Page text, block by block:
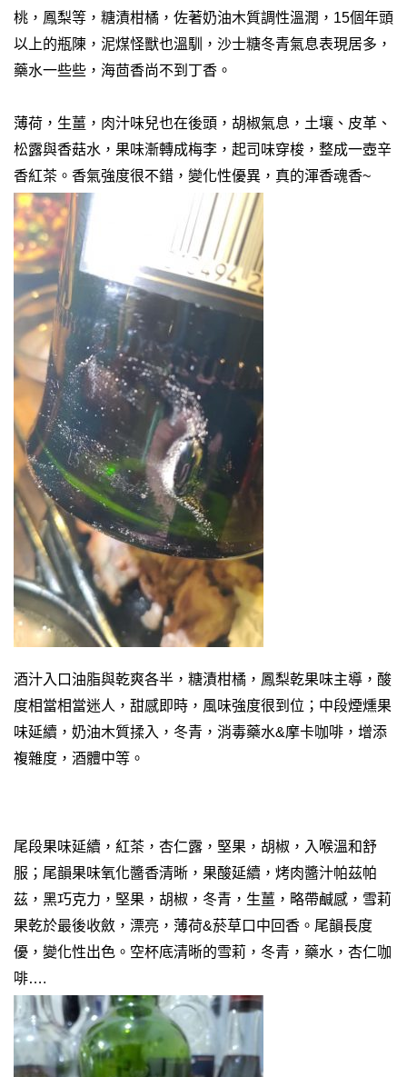
桃，鳳梨等，糖漬柑橘，佐著奶油木質調性溫潤，15個年頭
以上的瓶陳，泥煤怪獸也溫馴，沙士糖冬青氣息表現居多，
藥水一些些，海茴香尚不到丁香。
薄荷，生薑，肉汁味兒也在後頭，胡椒氣息，土壤、皮革、
松露與香菇水，果味漸轉成梅李，起司味穿梭，整成一壺辛
香紅茶。香氣強度很不錯，變化性優異，真的渾香魂香~
酒汁入口油脂與乾爽各半，糖漬柑橘，鳳梨乾果味主導，酸
度相當相當迷人，甜感即時，風味強度很到位；中段煙燻果
味延續，奶油木質揉入，冬青，消毒藥水&摩卡咖啡，增添
複雜度，酒體中等。
尾段果味延續，紅茶，杏仁露，堅果，胡椒，入喉溫和舒
服；尾韻果味氧化醬香清晰，果酸延續，烤肉醬汁帕茲帕
茲，黑巧克力，堅果，胡椒，冬青，生薑，略帶鹹感，雪莉
果乾於最後收斂，漂亮，薄荷&菸草口中回香。尾韻長度
優，變化性出色。 空杯底清晰的雪莉，冬青，藥水，杏仁咖
啡….